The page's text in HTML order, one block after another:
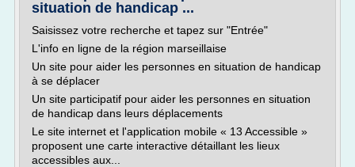
situation de handicap ...
Saisissez votre recherche et tapez sur "Entrée"
L'info en ligne de la région marseillaise
Un site pour aider les personnes en situation de handicap
à se déplacer
Un site participatif pour aider les personnes en situation
de handicap dans leurs déplacements
Le site internet et l'application mobile « 13 Accessible »
proposent une carte interactive détaillant les lieux
accessibles aux...